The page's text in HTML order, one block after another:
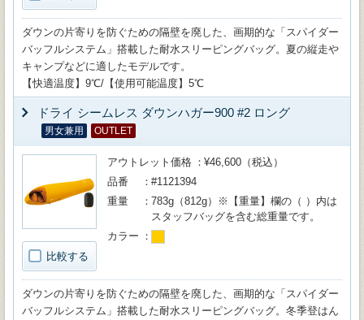
ダウンの片寄りを防ぐための隔壁を廃した、画期的な「スパイダー
バッフルシステム」搭載した耐水スリーピングバッグ。夏の縦走や
キャンプなどに適したモデルです。
【快適温度】9℃/【使用可能温度】5℃
ドライ シームレス ダウンハガー900 #2 ロング
男女兼用 OUTLET
比較する
アウトレット価格
¥46,600（税込）
品番
#1121394
重量
783g（812g）※【重量】欄の（ ）内は
スタッフバッグを含む総重量です。
カラー
ダウンの片寄りを防ぐための隔壁を廃した、画期的な「スパイダー
バッフルシステム」搭載した耐水スリーピングバッグ。冬季登はん